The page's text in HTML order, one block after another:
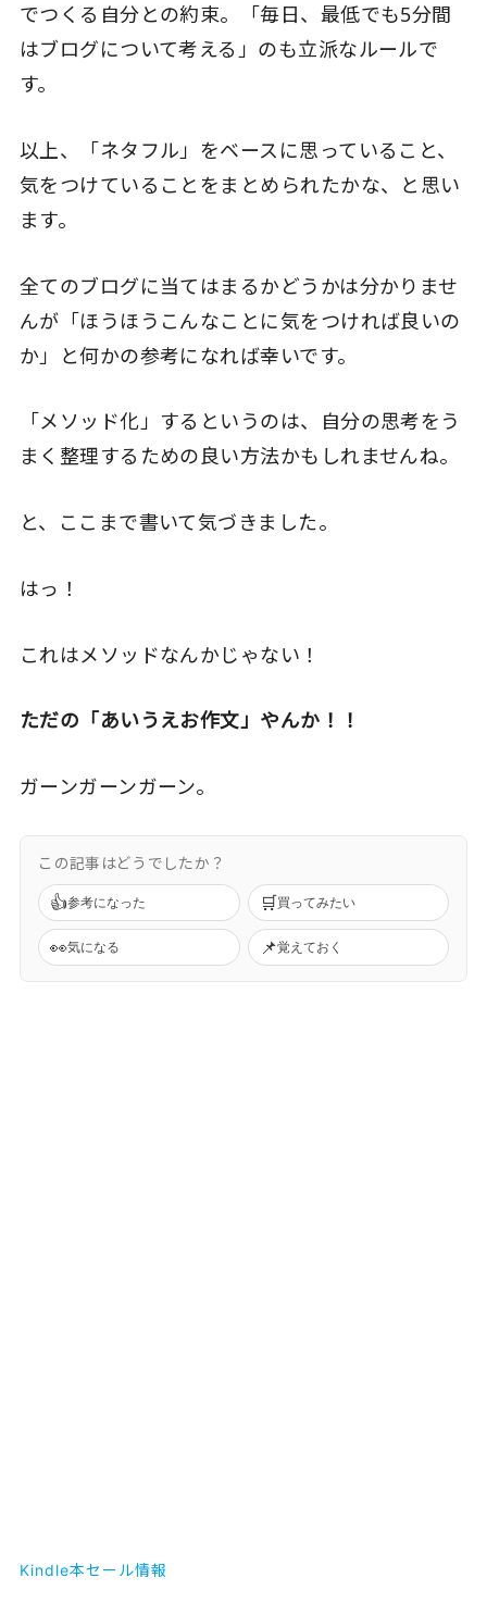
でつくる自分との約束。「毎日、最低でも5分間
はブログについて考える」のも立派なルールで
す。
以上、「ネタフル」をベースに思っていること、
気をつけていることをまとめられたかな、と思い
ます。
全てのブログに当てはまるかどうかは分かりませ
んが「ほうほうこんなことに気をつければ良いの
か」と何かの参考になれば幸いです。
「メソッド化」するというのは、自分の思考をう
まく整理するための良い方法かもしれませんね。
と、ここまで書いて気づきました。
はっ！
これはメソッドなんかじゃない！
ただの「あいうえお作文」やんか！！
ガーンガーンガーン。
この記事はどうでしたか？
👍参考になった 🛒買ってみたい
👀気になる 📌覚えておく
Kindle本セール情報